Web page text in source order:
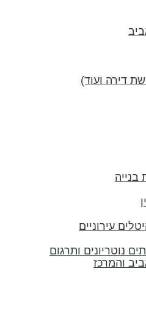
דירה ועוד)
בנייה
עירוניים
נוטריונים ותרגום
והמרכז